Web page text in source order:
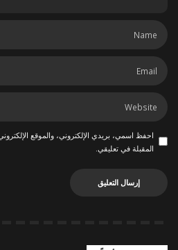
احفظ اسمي، بريدي الإلكتروني، والموقع
المقبلة في تعليقي.